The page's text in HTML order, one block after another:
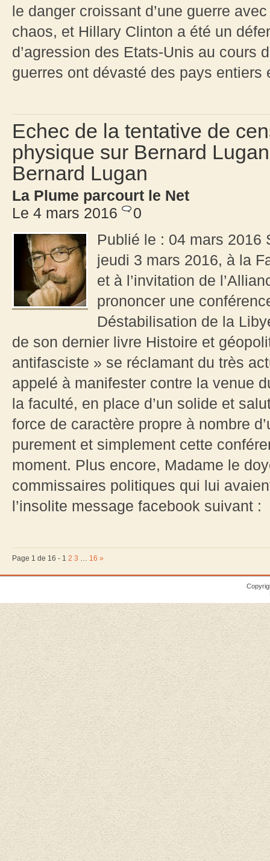
le danger croissant d’une guerre
chaos, et Hillary Clinton a été un
d’agression des Etats-Unis au cours
guerres ont dévasté des pays entiers
Echec de la tentative de
physique sur Bernard
Bernard Lugan
La Plume parcourt le Net
Le 4 mars 2016
0
Publié le : 04 mars 2016
jeudi 3 mars 2016, à la
et à l’invitation de
prononcer une
Déstabilisation de la
de son dernier livre Histoire et
antifasciste » se réclamant du très
appelé à manifester contre la venue
la faculté, en place d’un solide et
force de caractère propre à nombre
purement et simplement cette
moment. Plus encore, Madame le
commissaires politiques qui lui
l’insolite message facebook suivant
Page 1 de 16 - 1 2 3 … 16 »